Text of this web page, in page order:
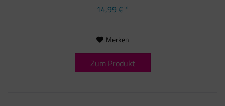
14,99 € *
Merken
Zum Produkt